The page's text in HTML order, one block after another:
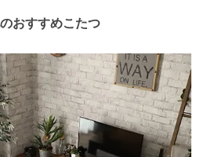
おすすめこたつ